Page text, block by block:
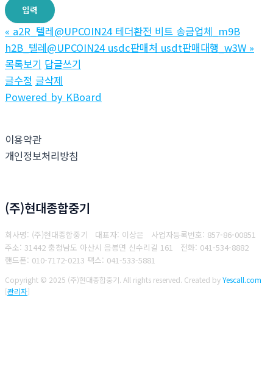
« a2R_텔레@UPCOIN24 테더환전 비트 송금업체_m9B
h2B_텔레@UPCOIN24 usdc판매처 usdt판매대행_w3W »
목록보기 답글쓰기
글수정 글삭제
Powered by KBoard
이용약관
개인정보처리방침
(주)현대종합중기
회사명: (주)현대종합중기 대표자: 이상은 사업자등록번호: 857-86-00851
주소: 31442 충청남도 아산시 음봉면 신수리길 161 전화: 041-534-8882
핸드폰: 010-7172-0213 팩스: 041-533-5881
Copyright © 2025 (주)현대종합중기. All rights reserved. Created byYescall.com
[관리자]